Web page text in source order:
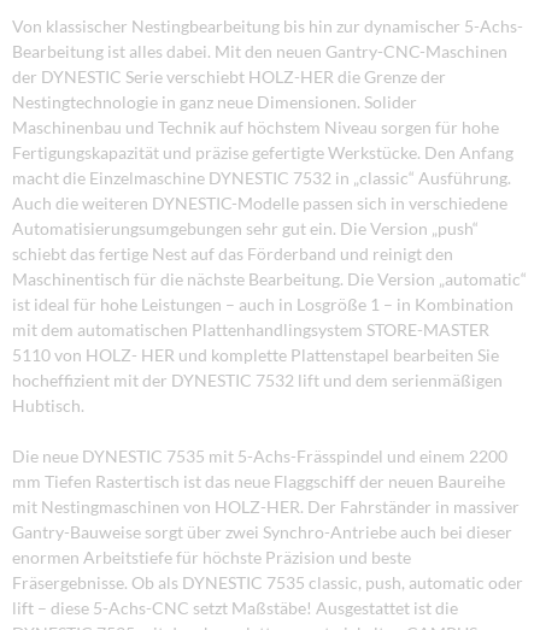
Von klassischer Nestingbearbeitung bis hin zur dynamischer 5-Achs-
Bearbeitung ist alles dabei. Mit den neuen Gantry-CNC-Maschinen
der DYNESTIC Serie verschiebt HOLZ-HER die Grenze der
Nestingtechnologie in ganz neue Dimensionen. Solider
Maschinenbau und Technik auf höchstem Niveau sorgen für hohe
Fertigungskapazität und präzise gefertigte Werkstücke. Den Anfang
macht die Einzelmaschine DYNESTIC 7532 in „classic“ Ausführung.
Auch die weiteren DYNESTIC-Modelle passen sich in verschiedene
Automatisierungsumgebungen sehr gut ein. Die Version „push“
schiebt das fertige Nest auf das Förderband und reinigt den
Maschinentisch für die nächste Bearbeitung. Die Version „automatic“
ist ideal für hohe Leistungen – auch in Losgröße 1 – in Kombination
mit dem automatischen Plattenhandlingsystem STORE-MASTER
5110 von HOLZ- HER und komplette Plattenstapel bearbeiten Sie
hocheffizient mit der DYNESTIC 7532 lift und dem serienmäßigen
Hubtisch.
Die neue DYNESTIC 7535 mit 5-Achs-Frässpindel und einem 2200
mm Tiefen Rastertisch ist das neue Flaggschiff der neuen Baureihe
mit Nestingmaschinen von HOLZ-HER. Der Fahrständer in massiver
Gantry-Bauweise sorgt über zwei Synchro-Antriebe auch bei dieser
enormen Arbeitstiefe für höchste Präzision und beste
Fräsergebnisse. Ob als DYNESTIC 7535 classic, push, automatic oder
lift – diese 5-Achs-CNC setzt Maßstäbe! Ausgestattet ist die